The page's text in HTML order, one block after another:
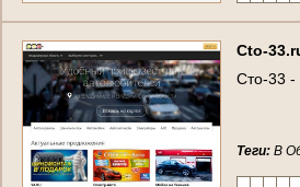
Cto-33.r
Сто-33 -
Теги: В